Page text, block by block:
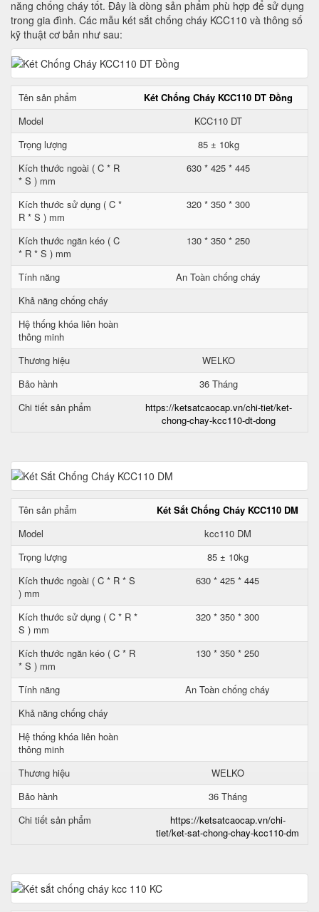
năng chống cháy tốt. Đây là dòng sản phẩm phù hợp để sử dụng
trong gia đình. Các mẫu két sắt chống cháy KCC110 và thông số
kỹ thuật cơ bản như sau:
Tên sản phẩm
Két Chống Cháy KCC110 DT Đồng
Model
KCC110 DT
Trọng lượng
85 ± 10kg
Kích thước ngoài ( C * R
* S ) mm
630 * 425 * 445
Kích thước sử dụng ( C *
R * S ) mm
320 * 350 * 300
Kích thước ngăn kéo ( C
* R * S ) mm
130 * 350 * 250
Tính năng
An Toàn chống cháy
Khả năng chống cháy
Hệ thống khóa liên hoàn
thông minh
Thương hiệu
WELKO
Bảo hành
36 Tháng
Chi tiết sản phẩm
https://ketsatcaocap.vn/chi-tiet/ket-
chong-chay-kcc110-dt-dong
Tên sản phẩm
Két Sắt Chống Cháy KCC110 DM
Model
kcc110 DM
Trọng lượng
85 ± 10kg
Kích thước ngoài ( C * R * S
) mm
630 * 425 * 445
Kích thước sử dụng ( C * R *
S ) mm
320 * 350 * 300
Kích thước ngăn kéo ( C * R
* S ) mm
130 * 350 * 250
Tính năng
An Toàn chống cháy
Khả năng chống cháy
Hệ thống khóa liên hoàn
thông minh
Thương hiệu
WELKO
Bảo hành
36 Tháng
Chi tiết sản phẩm
https://ketsatcaocap.vn/chi-
tiet/ket-sat-chong-chay-kcc110-dm